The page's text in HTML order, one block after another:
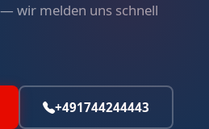
wir melden uns schnell
+491744244443